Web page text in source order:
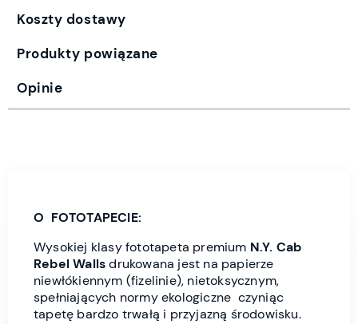
Koszty dostawy
Produkty powiązane
Opinie
O FOTOTAPECIE:
Wysokiej klasy fototapeta premium N.Y. Cab
Rebel Wallsdrukowana jest na papierze
niewłókiennym (fizelinie), nietoksycznym,
spełniających normy ekologiczne czyniąc
tapetę bardzo trwałą i przyjazną środowisku.